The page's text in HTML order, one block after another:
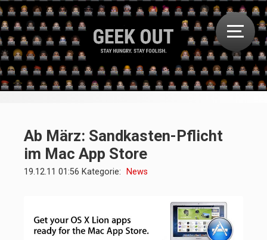
Ab März: Sandkasten-Pflicht
im Mac App Store
19.12.11 01:56 Kategorie: News